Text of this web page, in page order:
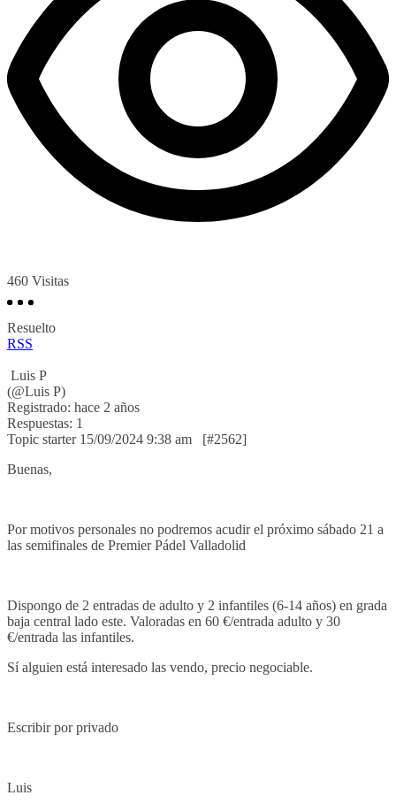
460 Visitas
Resuelto
RSS
Luis P
(@Luis P)
Registrado: hace 2 años
Respuestas: 1
Topic starter 15/09/2024 9:38 am
[#2562]
Buenas,
Por motivos personales no podremos acudir el próximo sábado 21 a
las semifinales de Premier Pádel Valladolid
Dispongo de 2 entradas de adulto y 2 infantiles (6-14 años) en grada
baja central lado este. Valoradas en 60 €/entrada adulto y 30
€/entrada las infantiles.
Sí alguien está interesado las vendo, precio negociable.
Escribir por privado
Luis